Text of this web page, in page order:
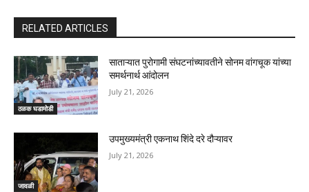
RELATED ARTICLES
ठळक घडामोडी
साताऱ्यात पुरोगामी संघटनांच्यावतीने सोनम वांगचूक यांच्या
समर्थनार्थ आंदोलन
July 21, 2026
जावळी
उपमुख्यमंत्री एकनाथ शिंदे दरे दौऱ्यावर
July 21, 2026